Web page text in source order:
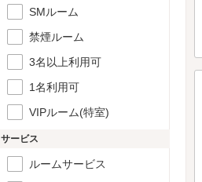
SMルーム
禁煙ルーム
3名以上利用可
1名利用可
VIPルーム(特室)
サービス
ルームサービス